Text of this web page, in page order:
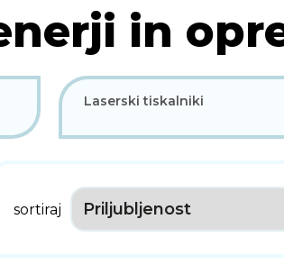
in
Laserski tiskalniki
sortiraj